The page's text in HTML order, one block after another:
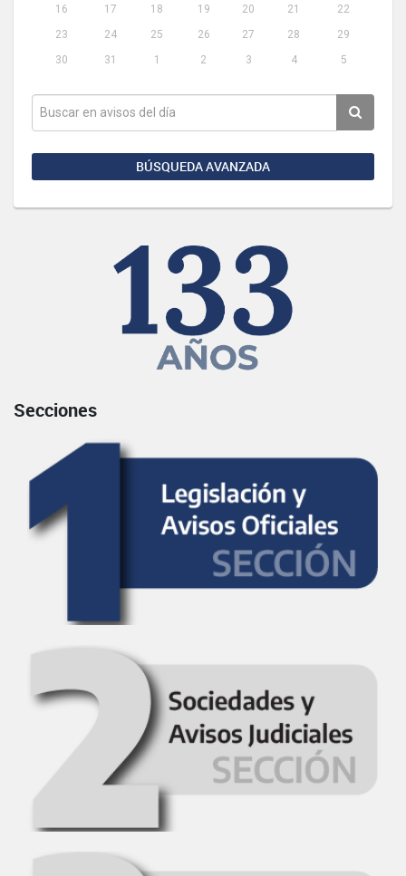
16
17 18 19 20 21
22
23
24 25 26 27 28
29
30
31 1 2 3 4 5
BÚSQUEDA AVANZADA
Secciones